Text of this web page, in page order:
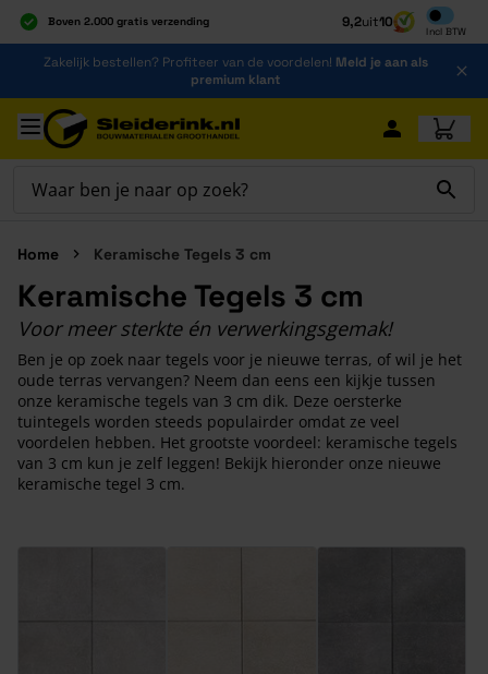
Boven 2.000 gratis verzending
Al 40 jaar dé specialist
Alles onder één dak
9,2uit10
Incl BTW
Inclusief
Ga naar de inhoud
Zakelijk bestellen? Profiteer van de voordelen! Meld je aan als
premium klant
Ga naar hoofdinhoud
Home Keramische Tegels 3 cm
Keramische Tegels 3 cm
Voor meer sterkte én verwerkingsgemak!
Ben je op zoek naar tegels voor je nieuwe terras, of wil je het
oude terras vervangen? Neem dan eens een kijkje tussen
onze keramische tegels van 3 cm dik. Deze oersterke
tuintegels worden steeds populairder omdat ze veel
voordelen hebben. Het grootste voordeel: keramische tegels
van 3 cm kun je zelf leggen! Bekijk hieronder onze nieuwe
keramische tegel 3 cm.